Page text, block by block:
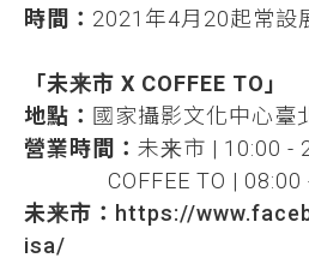
時間： 2021年4月20起常設
「未来市 X COFFEE TO」
地點： 國家攝影文化中心臺
營業時間： 未来市 |
COFFEE TO | 08:00 -
未来市： https://
isa/